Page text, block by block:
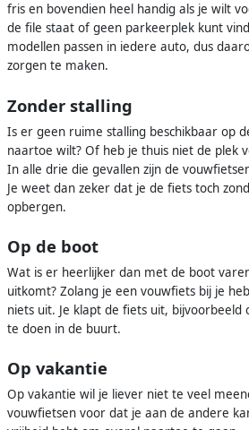
fris en bovendien heel handig als je wilt
de file staat of geen parkeerplek kunt
modellen passen in iedere auto, dus
zorgen te maken.
Zonder stalling
Is er geen ruime stalling beschikbaar op
naartoe wilt? Of heb je thuis niet de plek
In alle drie die gevallen zijn de
Je weet dan zeker dat je de fiets toch
opbergen.
Op de boot
Wat is er heerlijker dan met de boot
uitkomt? Zolang je een vouwfiets bij je
niets uit. Je klapt de fiets uit, bijvoorbeeld
te doen in de buurt.
Op vakantie
Op vakantie wil je liever niet te veel
vouwfietsen voor dat je aan de andere